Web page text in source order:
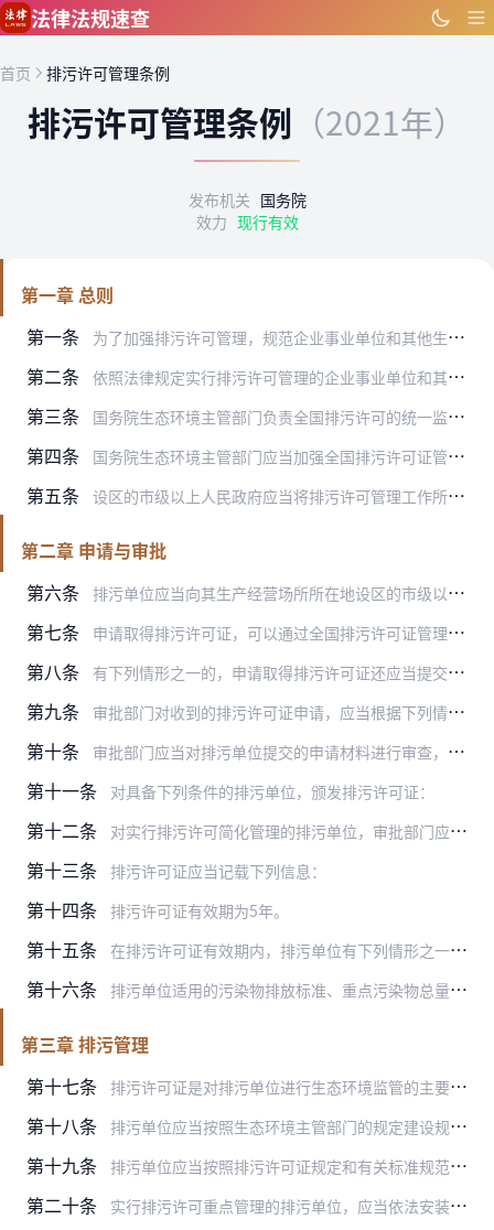
跳到主要内容
法律法规速查
首页 排污许可管理条例
排污许可管理条例 （2021年）
发布机关 国务院
效力 现行有效
第一章 总则
第一条
为了加强排污许可管理，规范企业事业单位和其他生产经营者排污行为，控制污染物排放，保护和改善生态环境，根据《中华人民共和国环境保护法》等有关法律，制定本条例。
第二条 依照法律规定实行排污许可管理的企业事业单位和其他生产经营者（以下称排污单位），应当依照本条例规定申请取得排污许可证；未取得排污许可证的，不得排放污染物。
第三条 国务院生态环境主管部门负责全国排污许可的统一监督管理。
第四条 国务院生态环境主管部门应当加强全国排污许可证管理信息平台建设和管理，提高排污许可在线办理水平。
第五条 设区的市级以上人民政府应当将排污许可管理工作所需经费列入本级预算。
第二章 申请与审批
第六条
排污单位应当向其生产经营场所所在地设区的市级以上地方人民政府生态环境主管部门（以下称审批部门）申请取得排污许可证。
第七条 申请取得排污许可证，可以通过全国排污许可证管理信息平台提交排污许可证申请表，也可以通过信函等方式提交。
第八条 有下列情形之一的，申请取得排污许可证还应当提交相应材料：
第九条 审批部门对收到的排污许可证申请，应当根据下列情况分别作出处理：
第十条 审批部门应当对排污单位提交的申请材料进行审查，并可以对排污单位的生产经营场所进行现场核查。
第十一条 对具备下列条件的排污单位，颁发排污许可证：
第十二条 对实行排污许可简化管理的排污单位，审批部门应当自受理申请之日起20日内作出审批决定；对符合条件的颁发排污许可证，对不符合条件的不予许可并书面说明理由。
第十三条 排污许可证应当记载下列信息：
第十四条 排污许可证有效期为5年。
第十五条 在排污许可证有效期内，排污单位有下列情形之一的，应当重新申请取得排污许可证：
第十六条 排污单位适用的污染物排放标准、重点污染物总量控制要求发生变化，需要对排污许可证进行变更的，审批部门可以依法对排污许可证相应事项进行变更。
第三章 排污管理
第十七条
排污许可证是对排污单位进行生态环境监管的主要依据。
第十八条 排污单位应当按照生态环境主管部门的规定建设规范化污染物排放口，并设置标志牌。
第十九条 排污单位应当按照排污许可证规定和有关标准规范，依法开展自行监测，并保存原始监测记录。原始监测记录保存期限不得少于5年。
第二十条 实行排污许可重点管理的排污单位，应当依法安装、使用、维护污染物排放自动监测设备，并与生态环境主管部门的监控设备联网。